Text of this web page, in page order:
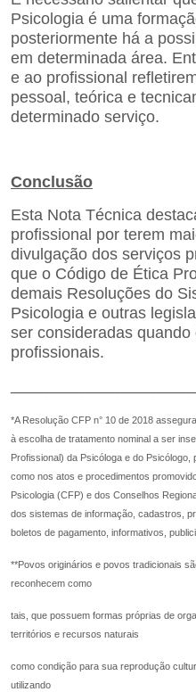
Psicologia é uma
posteriormente há a
em determinada área.
e ao profissional
pessoal, teórica e
determinado serviço.
Conclusão
Esta Nota Técnica
profissional por terem
divulgação dos serviços
que o Código de Ética
demais Resoluções do
Psicologia e outras
ser consideradas
profissionais.
*A Resolução CFP n° 10 de 2018
à escolha de tratamento nominal a ser
Profissional) da Psicóloga e do
como nos atos e procedimentos
Psicologia (CFP) e dos Conselhos
dos sistemas de informação, cadastros,
boletos de pagamento, informativos,
**Povos originários e povos tradicionais
reconhecem como
tais, que possuem formas próprias de
territórios e recursos naturais
como condição para sua reprodução
utilizando